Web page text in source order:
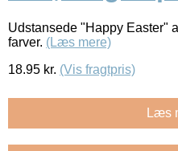
Udstansede "Happy Easter"
farver. (Læs mere)
18.95 kr. (Vis fragtpris)
Læs